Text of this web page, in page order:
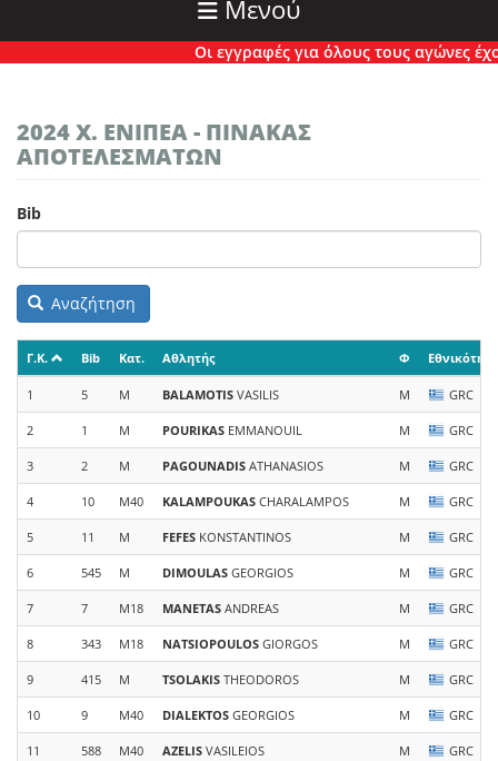
Μενού
Οι εγγραφές για όλους τους αγώνες
2024 Χ. ΕΝΙΠΕΑ - ΠΙΝΑΚΑΣ
ΑΠΟΤΕΛΕΣΜΑΤΩΝ
Bib
Αναζήτηση
Γ.Κ. Bib Κατ. Αθλητής Φ Εθνικότητα
1 5 M BALAMOTIS VASILIS M GRC
2 1 M POURIKAS EMMANOUIL M GRC
3 2 M PAGOUNADIS ATHANASIOS M GRC
4 10 M40 KALAMPOUKAS CHARALAMPOS M GRC
5 11 M FEFES KONSTANTINOS M GRC
6 545 M DIMOULAS GEORGIOS M GRC
7 7 M18 MANETAS ANDREAS M GRC
8 343 M18 NATSIOPOULOS GIORGOS M GRC
9 415 M TSOLAKIS THEODOROS M GRC
10 9 M40 DIALEKTOS GEORGIOS M GRC
11 588 M40 AZELIS VASILEIOS M GRC